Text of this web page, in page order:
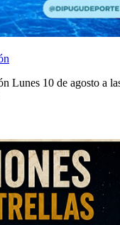
Lunes 10 de agosto a